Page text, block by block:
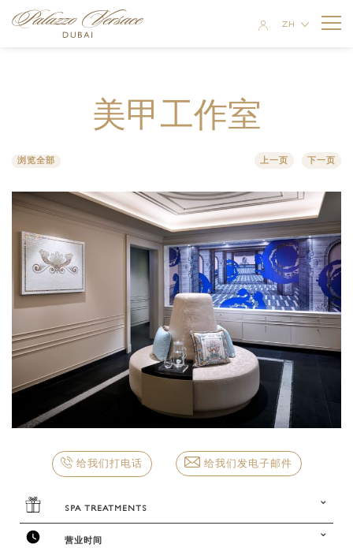
ZH
尊贵客房
豪华行政套房 城市景观
豪华行政套房 迪拜河景观
精致套房
豪华套房
极品套房
皇家套房
三室公寓
三室顶层公寓
MOSAICO
GIARDINO
GAZEBO
Q'S 酒吧和酒廊
LA PISCINA 池畔餐厅
特价优惠
会议与活动
联欢宴会厅
商务中心
设施
前厅区域
规划您的活动
婚礼
水疗中心与健身房
水疗服务
水疗优惠
健身中心
美甲工作室
难忘时刻
儿童俱乐部
交通服务
BEST RATE GUARANTEE
获奖情况
美甲工作室
浏览全部 上一页 下一页
给我们打电话 给我们发电子邮件
SPA TREATMENTS
营业时间